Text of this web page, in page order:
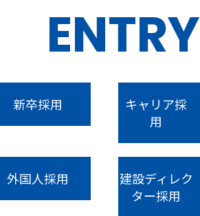
ENTRY
新卒採用
キャリア採
用
外国人採用
建設ディレク
ター採用